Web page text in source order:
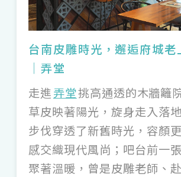
妳將遇見太魯閣族的傳統苧麻
豔的手環、樸實的編織手拿包
藏的神話與故事。而台灣西岸
雲林 12 家毛巾工廠二代合創的
Yunclean」，以講究而親膚的
紗製成，不僅有外銷世界的毛
能在嘉義檜意生活村揀選粉嫩
巾，作為旅行贈禮。
台南皮雕時光，邂逅府城老
｜弄堂
走進弄堂挑高通透的木牆籬
草皮映著陽光，旋身走入落
步伐穿透了新舊時光，容顏
感交織現代風尚；吧台前一
聚著溫暖，曾是皮雕老師、